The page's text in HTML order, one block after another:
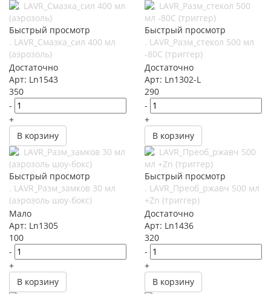
Быстрый просмотр
. LAVR_Смазка_сил 400 мл
(аэрозоль)
Достаточно
Арт: Ln1543
350
-
+
В корзину
Быстрый просмотр
. LAVR_Разм_стекол 500 мл
-80C (триггер)
Достаточно
Арт: Ln1302-L
290
-
+
В корзину
Быстрый просмотр
. LAVR_Разм_замков 30 мл
(аэрозоль шоу-бокс)
Мало
Арт: Ln1305
100
-
+
В корзину
Быстрый просмотр
. LAVR_Преоб_ржавч 500 мл
+Zn (триггер)
Достаточно
Арт: Ln1436
320
-
+
В корзину